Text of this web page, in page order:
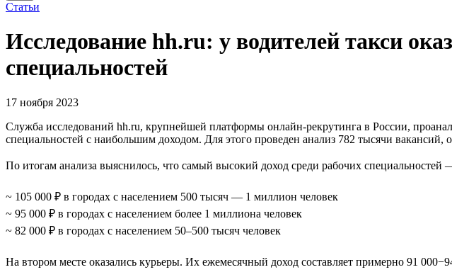
Статьи
Исследование hh.ru: у водителей такси
специальностей
17 ноября 2023
Служба исследований hh.ru, крупнейшей платформы онлайн-рекрутинга в России,
специальностей с наибольшим доходом. Для этого проведен анализ 782 тысячи вакансий,
По итогам анализа выяснилось, что самый высокий доход среди рабочих
~ 105 000 ₽ в городах с населением 500 тысяч — 1 миллион человек
~ 95 000 ₽ в городах с населением более 1 миллиона человек
~ 82 000 ₽ в городах с населением 50–500 тысяч человек
На втором месте оказались курьеры. Их ежемесячный доход составляет примерно 91